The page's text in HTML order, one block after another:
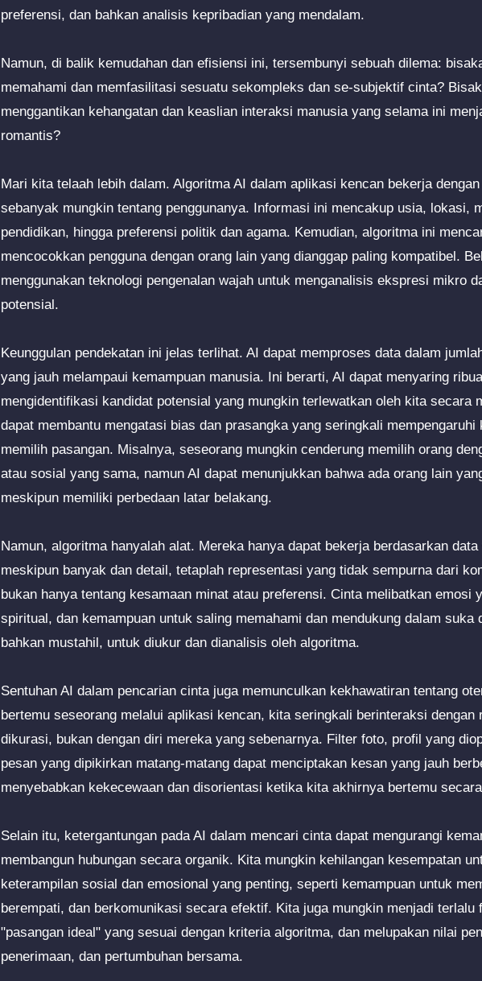
preferensi, dan bahkan analisis kepribadian yang mendalam.
Namun, di balik kemudahan dan efisiensi ini, tersembunyi sebuah dilema:
memahami dan memfasilitasi sesuatu sekompleks dan se-subjektif cinta?
menggantikan kehangatan dan keaslian interaksi manusia yang selama ini
romantis?
Mari kita telaah lebih dalam. Algoritma AI dalam aplikasi kencan bekerja
sebanyak mungkin tentang penggunanya. Informasi ini mencakup usia, lokasi,
pendidikan, hingga preferensi politik dan agama. Kemudian, algoritma ini
mencocokkan pengguna dengan orang lain yang dianggap paling kompatibel.
menggunakan teknologi pengenalan wajah untuk menganalisis ekspresi mikro
potensial.
Keunggulan pendekatan ini jelas terlihat. AI dapat memproses data dalam
yang jauh melampaui kemampuan manusia. Ini berarti, AI dapat menyaring
mengidentifikasi kandidat potensial yang mungkin terlewatkan oleh kita secara
dapat membantu mengatasi bias dan prasangka yang seringkali mempengaruhi
memilih pasangan. Misalnya, seseorang mungkin cenderung memilih orang
atau sosial yang sama, namun AI dapat menunjukkan bahwa ada orang lain
meskipun memiliki perbedaan latar belakang.
Namun, algoritma hanyalah alat. Mereka hanya dapat bekerja berdasarkan
meskipun banyak dan detail, tetaplah representasi yang tidak sempurna dari
bukan hanya tentang kesamaan minat atau preferensi. Cinta melibatkan emosi
spiritual, dan kemampuan untuk saling memahami dan mendukung dalam suka
bahkan mustahil, untuk diukur dan dianalisis oleh algoritma.
Sentuhan AI dalam pencarian cinta juga memunculkan kekhawatiran tentang
bertemu seseorang melalui aplikasi kencan, kita seringkali berinteraksi dengan
dikurasi, bukan dengan diri mereka yang sebenarnya. Filter foto, profil yang
pesan yang dipikirkan matang-matang dapat menciptakan kesan yang jauh
menyebabkan kekecewaan dan disorientasi ketika kita akhirnya bertemu
Selain itu, ketergantungan pada AI dalam mencari cinta dapat mengurangi
membangun hubungan secara organik. Kita mungkin kehilangan kesempatan
keterampilan sosial dan emosional yang penting, seperti kemampuan untuk
berempati, dan berkomunikasi secara efektif. Kita juga mungkin menjadi terlalu
"pasangan ideal" yang sesuai dengan kriteria algoritma, dan melupakan nilai
penerimaan, dan pertumbuhan bersama.